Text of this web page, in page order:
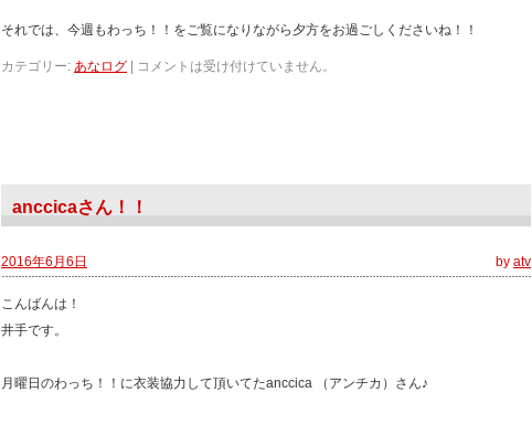
それでは、今週もわっち！！をご覧になりながら夕方をお過ごしくださいね！！
カテゴリー: あなログ コメントは受け付けていません。
anccicaさん！！
2016年6月6日 by atv
こんばんは！
井手です。
月曜日のわっち！！に衣装協力して頂いてたanccica （アンチカ）さん♪